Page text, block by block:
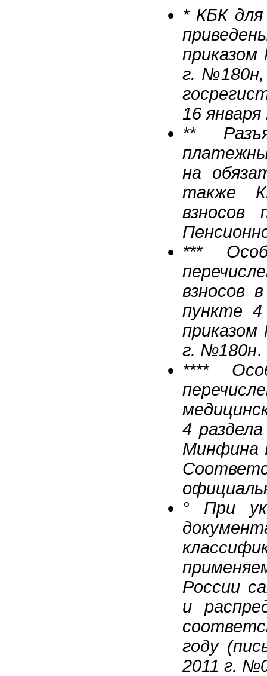
* КБК для
г. №180н,
16
**
на
также
взносов
***
взносов
пункте 4
г. №180н.
****
4
Минфина
° При
России
и
году
2011 г.